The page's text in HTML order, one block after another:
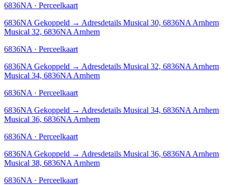
6836NA · Perceelkaart
6836NA Gekoppeld → Adresdetails Musical 30, 6836NA Arnhem
Musical 32, 6836NA Arnhem
6836NA · Perceelkaart
6836NA Gekoppeld → Adresdetails Musical 32, 6836NA Arnhem
Musical 34, 6836NA Arnhem
6836NA · Perceelkaart
6836NA Gekoppeld → Adresdetails Musical 34, 6836NA Arnhem
Musical 36, 6836NA Arnhem
6836NA · Perceelkaart
6836NA Gekoppeld → Adresdetails Musical 36, 6836NA Arnhem
Musical 38, 6836NA Arnhem
6836NA · Perceelkaart